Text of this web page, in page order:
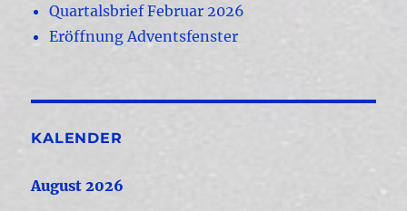
Quartalsbrief Februar 2026
Eröffnung Adventsfenster
KALENDER
August 2026